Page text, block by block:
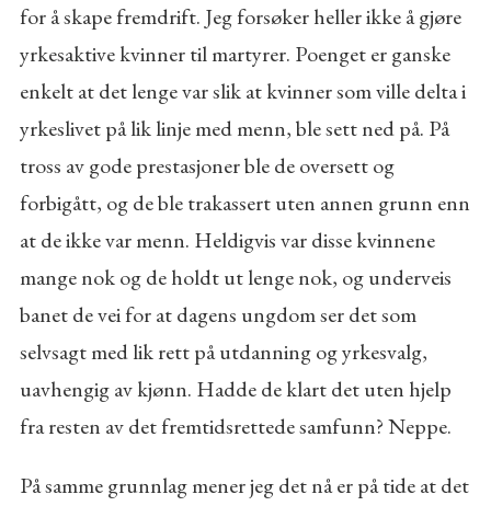
for å skape fremdrift. Jeg forsøker heller ikke å gjøre
yrkesaktive kvinner til martyrer. Poenget er ganske
enkelt at det lenge var slik at kvinner som ville delta i
yrkeslivet på lik linje med menn, ble sett ned på. På
tross av gode prestasjoner ble de oversett og
forbigått, og de ble trakassert uten annen grunn enn
at de ikke var menn. Heldigvis var disse kvinnene
mange nok og de holdt ut lenge nok, og underveis
banet de vei for at dagens ungdom ser det som
selvsagt med lik rett på utdanning og yrkesvalg,
uavhengig av kjønn. Hadde de klart det uten hjelp
fra resten av det fremtidsrettede samfunn? Neppe.
På samme grunnlag mener jeg det nå er på tide at det